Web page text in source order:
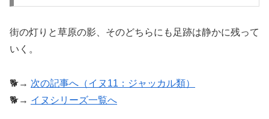
街の灯りと草原の影、そのどちらにも足跡は静かに残って
いく。
🐕→ 次の記事へ（イヌ11：ジャッカル類）
🐕→ イヌシリーズ一覧へ